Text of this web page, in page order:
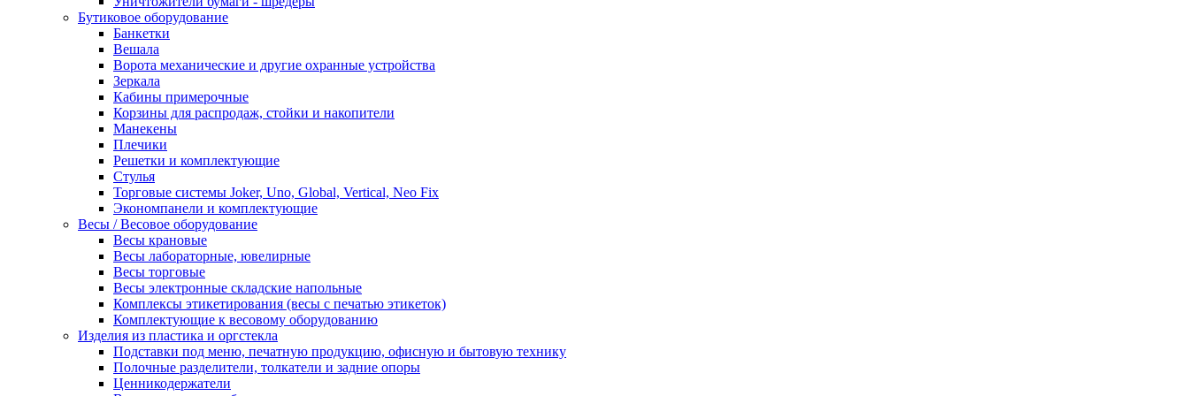
Бутиковое оборудование
Банкетки
Вешала
Ворота механические и другие охранные устройства
Зеркала
Кабины примерочные
Корзины для распродаж, стойки и накопители
Манекены
Плечики
Решетки и комплектующие
Стулья
Торговые системы Joker, Uno, Global, Vertical, Neo Fix
Экономпанели и комплектующие
Весы / Весовое оборудование
Весы крановые
Весы лабораторные, ювелирные
Весы торговые
Весы электронные складские напольные
Комплексы этикетирования (весы с печатью этикеток)
Комплектующие к весовому оборудованию
Изделия из пластика и оргстекла
Подставки под меню, печатную продукцию, офисную и бытовую технику
Полочные разделители, толкатели и задние опоры
Ценникодержатели